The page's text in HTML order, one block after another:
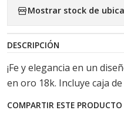
Mostrar stock de
DESCRIPCIÓN
¡Fe y elegancia en un
en oro 18k. Incluye caja
COMPARTIR ESTE PRODUCTO